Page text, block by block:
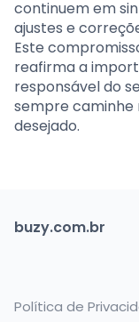
continuem em
ajustes e
Este
reafirma a
responsável do
sempre caminhe
desejado.
buzy.com.br
Política de